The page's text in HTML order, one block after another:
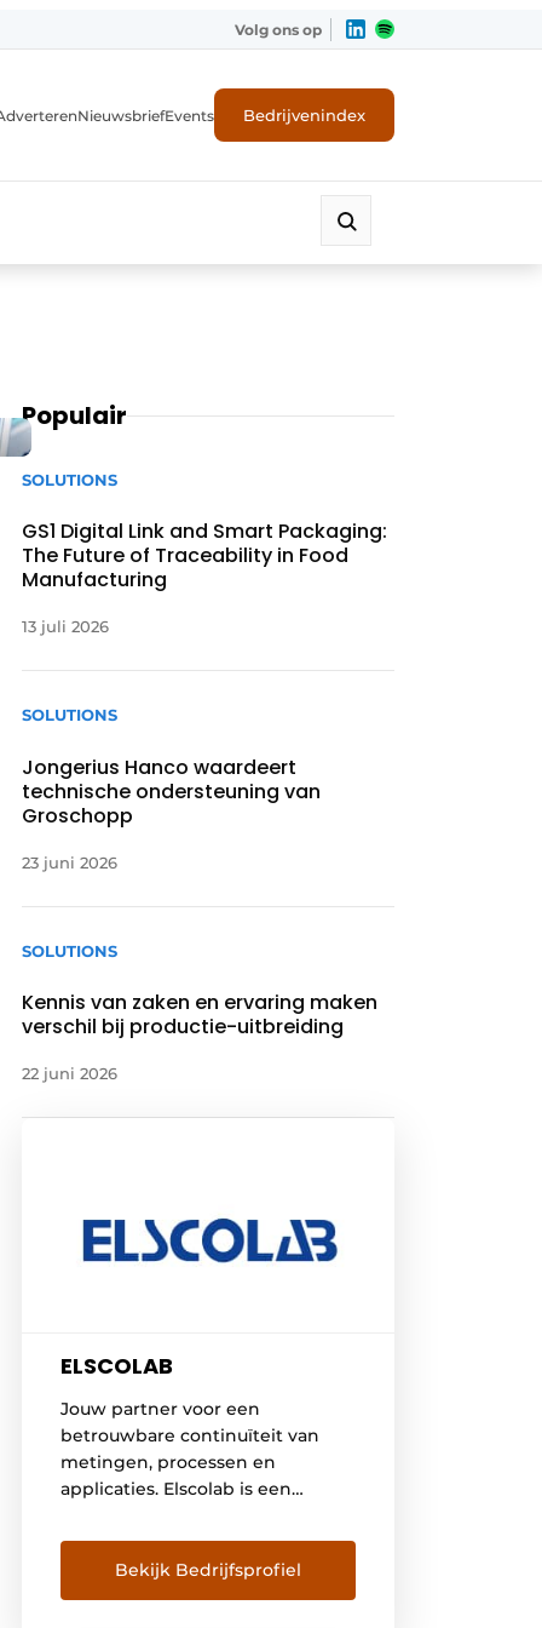
Volg ons op
NieuwsbriefEvents Bedrijvenindex
Populair
SOLUTIONS
GS1 Digital Link and Smart Packaging:
The Future of Traceability in Food
Manufacturing
13 juli 2026
SOLUTIONS
Jongerius Hanco waardeert
technische ondersteuning van
Groschopp
23 juni 2026
SOLUTIONS
Kennis van zaken en ervaring maken
verschil bij productie-uitbreiding
22 juni 2026
ELSCOLAB
Jouw partner voor een
betrouwbare continuïteit van
metingen, processen en
applicaties. Elscolab is een
laboratorium apparatuur, en
meer nog: de partner voor een
betrouwbare continuïteit van
Bekijk Bedrijfsprofiel